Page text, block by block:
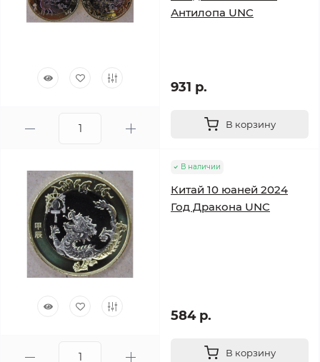
Антилопа UNC
931 р.
В корзину
В наличии
Китай 10 юаней 2024
Год Дракона UNC
584 р.
В корзину